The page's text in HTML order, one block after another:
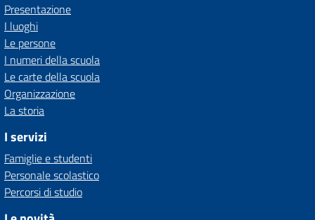
Presentazione
I luoghi
Le persone
I numeri della scuola
Le carte della scuola
Organizzazione
La storia
I servizi
Famiglie e studenti
Personale scolastico
Percorsi di studio